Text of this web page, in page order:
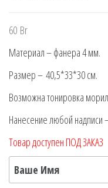
60 Br
Материал – фанера 4 мм.
Размер – 40,5*33*30 см.
Возможна тонировка
Нанесение любой надписи
Товар доступен ПОД ЗАКАЗ